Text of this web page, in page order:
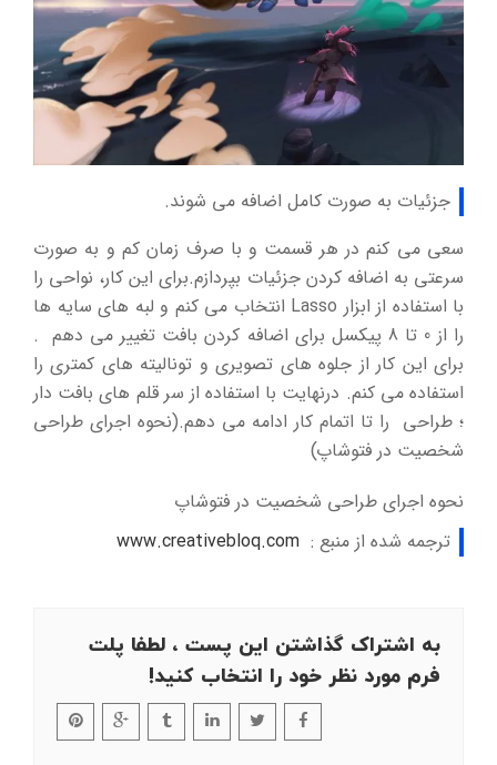
جزئیات به صورت کامل اضافه می شوند.
سعی می کنم در هر قسمت و با صرف زمان کم و به صورت
سرعتی به اضافه کردن جزئیات بپردازم.برای این کار، نواحی را
با استفاده از ابزار Lasso انتخاب می کنم و لبه های سایه ها
را از 0 تا 8 پیکسل برای اضافه کردن بافت تغییر می دهم .
برای این کار از جلوه های تصویری و تونالیته های کمتری را
استفاده می کنم. درنهایت با استفاده از سر قلم های بافت دار
؛ طراحی را تا اتمام کار ادامه می دهم.(نحوه اجرای طراحی
شخصیت در فتوشاپ)
نحوه اجرای طراحی شخصیت در فتوشاپ
ترجمه شده از منبع :www.creativebloq.com
به اشتراک گذاشتن این پست ، لطفا پلت
فرم مورد نظر خود را انتخاب کنید!